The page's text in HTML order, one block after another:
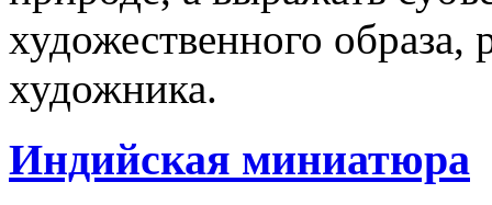
художественного
художника.
Индийская миниатюра